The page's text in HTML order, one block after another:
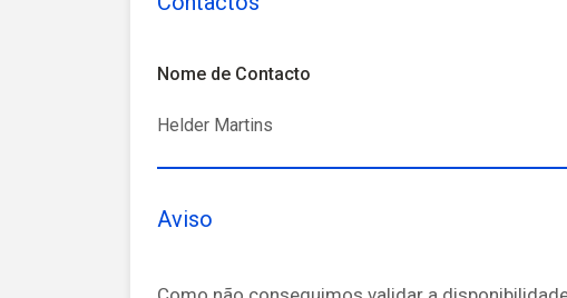
Nome de Contacto
Helder Martins
Aviso